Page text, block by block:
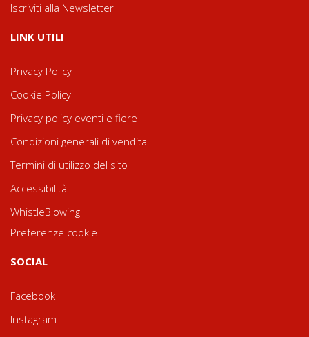
Iscriviti alla Newsletter
LINK UTILI
Privacy Policy
Cookie Policy
Privacy policy eventi e fiere
Condizioni generali di vendita
Termini di utilizzo del sito
Accessibilità
WhistleBlowing
Preferenze cookie
SOCIAL
Facebook
Instagram